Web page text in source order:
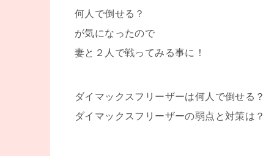
何人で倒せる？
が気になったので
妻と２人で戦ってみる事に！
ダイマックスフリーザーは何人で倒せる？
ダイマックスフリーザーの弱点と対策は？